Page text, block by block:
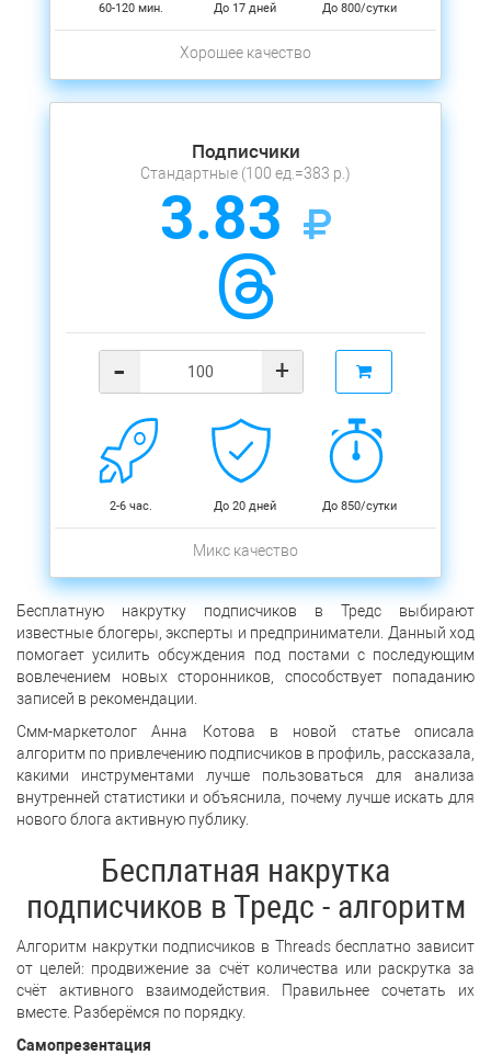
60-120 мин. До 17 дней До 800/сутки
Хорошее качество
Подписчики
Стандартные (100 ед.=383 р.)
3.83
- +
2-6 час. До 20 дней До 850/сутки
Микс качество
Бесплатную накрутку подписчиков в Тредс выбирают
известные блогеры, эксперты и предприниматели. Данный ход
помогает усилить обсуждения под постами с последующим
вовлечением новых сторонников, способствует попаданию
записей в рекомендации.
Смм-маркетолог Анна Котова в новой статье описала
алгоритм по привлечению подписчиков в профиль, рассказала,
какими инструментами лучше пользоваться для анализа
внутренней статистики и объяснила, почему лучше искать для
нового блога активную публику.
Бесплатная накрутка
подписчиков в Тредс - алгоритм
Алгоритм накрутки подписчиков в Threads бесплатно зависит
от целей: продвижение за счёт количества или раскрутка за
счёт активного взаимодействия. Правильнее сочетать их
вместе. Разберёмся по порядку.
Самопрезентация